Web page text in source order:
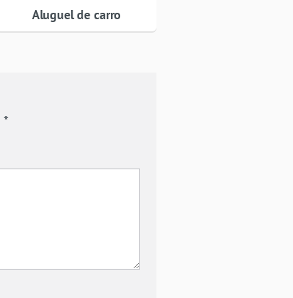
Aluguel de carro
*